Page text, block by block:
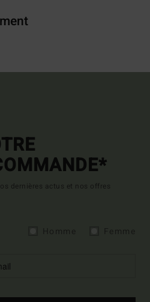
dernières actus et nos offres